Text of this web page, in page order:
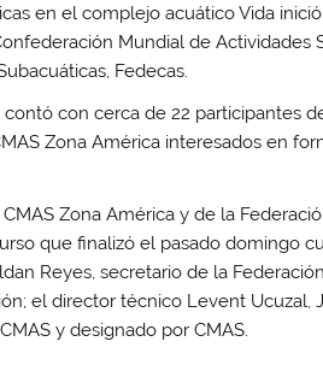
en el complejo acuático Vida
Mundial de Actividades
Fedecas.
con cerca de 22 participantes
Zona América interesados en
Zona América y de la
que finalizó el pasado domingo
Reyes, secretario de la
el director técnico Levent Ucuzal,
y designado por CMAS.